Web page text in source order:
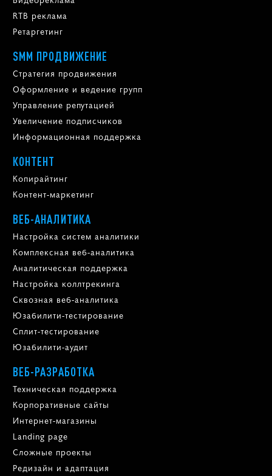
RTB реклама
Ретаргетинг
SMM ПРОДВИЖЕНИЕ
Стратегия продвижения
Оформление и ведение групп
Управление репутацией
Увеличение подписчиков
Информационная поддержка
КОНТЕНТ
Копирайтинг
Контент-маркетинг
ВЕБ-АНАЛИТИКА
Настройка систем аналитики
Комплексная веб-аналитика
Аналитическая поддержка
Настройка коллтрекинга
Сквозная веб-аналитика
Юзабилити-тестирование
Сплит-тестирование
Юзабилити-аудит
ВЕБ-РАЗРАБОТКА
Техническая поддержка
Корпоративные сайты
Интернет-магазины
Landing page
Сложные проекты
Редизайн и адаптация